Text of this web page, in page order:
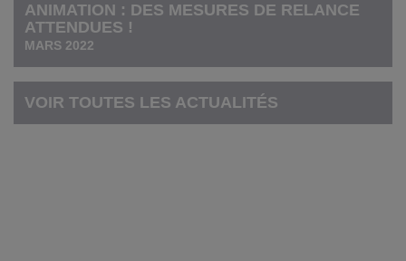
ANIMATION : DES MESURES DE RELANCE
ATTENDUES !
MARS 2022
VOIR TOUTES LES ACTUALITÉS